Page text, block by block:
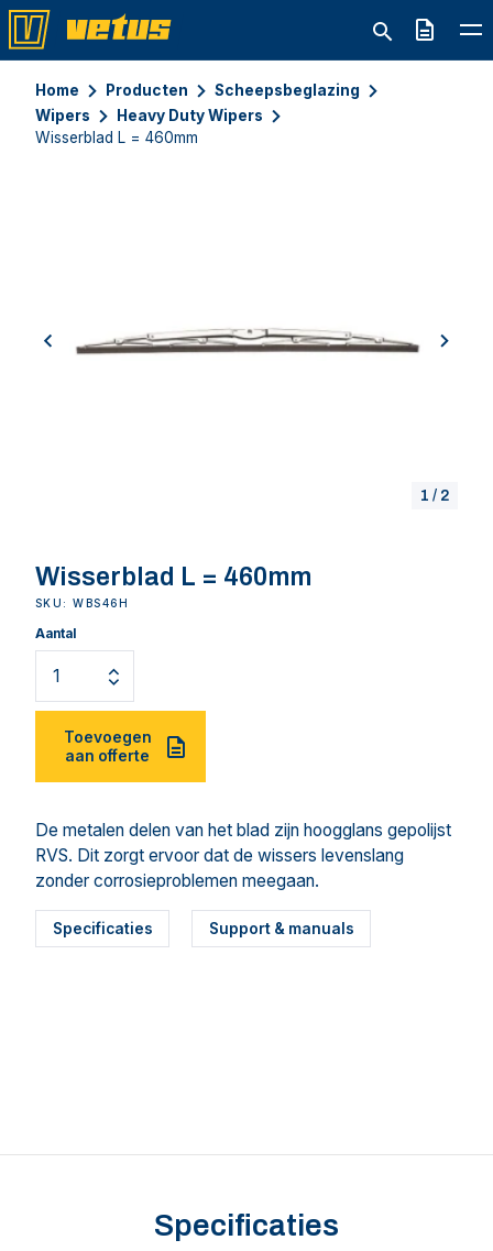
Offerte
Home Producten
Scheepsbeglazing
Wipers
Heavy Duty Wipers
Wisserblad L = 460mm
previous next
1 / 2
Wisserblad L = 460mm
SKU: WBS46H
Aantal
Toevoegen
aan offerte
De metalen delen van het blad zijn hoogglans gepolijst
RVS. Dit zorgt ervoor dat de wissers levenslang
zonder corrosieproblemen meegaan.
Specificaties Support & manuals
Specificaties